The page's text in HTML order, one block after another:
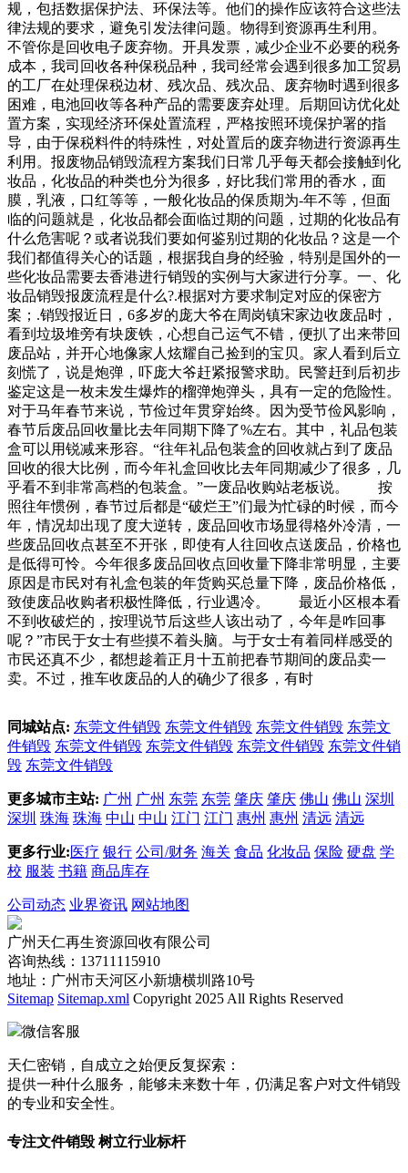
规，包括数据保护法、环保法等。他们的操作应该符合这些法
律法规的要求，避免引发法律问题。物得到资源再生利用。
不管你是回收电子废弃物。开具发票，减少企业不必要的税务
成本，我司回收各种保税品种，我司经常会遇到很多加工贸易
的工厂在处理保税边材、残次品、残次品、废弃物时遇到很多
困难，电池回收等各种产品的需要废弃处理。后期回访优化处
置方案，实现经济环保处置流程，严格按照环境保护署的指
导，由于保税料件的特殊性，对处置后的废弃物进行资源再生
利用。报废物品销毁流程方案我们日常几乎每天都会接触到化
妆品，化妆品的种类也分为很多，好比我们常用的香水，面
膜，乳液，口红等等，一般化妆品的保质期为-年不等，但面
临的问题就是，化妆品都会面临过期的问题，过期的化妆品有
什么危害呢？或者说我们要如何鉴别过期的化妆品？这是一个
我们都值得关心的话题，根据我自身的经验，特别是国外的一
些化妆品需要去香港进行销毁的实例与大家进行分享。一、化
妆品销毁报废流程是什么?.根据对方要求制定对应的保密方
案；.销毁报近日，6多岁的庞大爷在周岗镇宋家边收废品时，
看到垃圾堆旁有块废铁，心想自己运气不错，便扒了出来带回
废品站，并开心地像家人炫耀自己捡到的宝贝。家人看到后立
刻慌了，说是炮弹，吓庞大爷赶紧报警求助。民警赶到后初步
鉴定这是一枚未发生爆炸的榴弹炮弹头，具有一定的危险性。
对于马年春节来说，节俭过年贯穿始终。因为受节俭风影响，
春节后废品回收量比去年同期下降了%左右。其中，礼品包装
盒可以用锐减来形容。“往年礼品包装盒的回收就占到了废品
回收的很大比例，而今年礼盒回收比去年同期减少了很多，几
乎看不到非常高档的包装盒。”一废品收购站老板说。 按
照往年惯例，春节过后都是“破烂王”们最为忙碌的时候，而今
年，情况却出现了度大逆转，废品回收市场显得格外冷清，一
些废品回收点甚至不开张，即使有人往回收点送废品，价格也
是低得可怜。今年很多废品回收点回收量下降非常明显，主要
原因是市民对有礼盒包装的年货购买总量下降，废品价格低，
致使废品收购者积极性降低，行业遇冷。 最近小区根本看
不到收破烂的，按理说节后这些人该出动了，今年是咋回事
呢？”市民于女士有些摸不着头脑。与于女士有着同样感受的
市民还真不少，都想趁着正月十五前把春节期间的废品卖一
卖。不过，推车收废品的人的确少了很多，有时
同城站点: 东莞文件销毁 东莞文件销毁 东莞文件销毁 东莞文
件销毁 东莞文件销毁 东莞文件销毁 东莞文件销毁 东莞文件销
毁 东莞文件销毁
更多城市主站: 广州 广州 东莞 东莞 肇庆 肇庆 佛山 佛山 深圳
深圳 珠海 珠海 中山 中山 江门 江门 惠州 惠州 清远 清远
更多行业:医疗 银行 公司/财务 海关 食品 化妆品 保险 硬盘 学
校 服装 书籍 商品库存
公司动态 业界资讯 网站地图
广州天仁再生资源回收有限公司
咨询热线：13711115910
地址：广州市天河区小新塘横圳路10号
Sitemap Sitemap.xml Copyright 2025 All Rights Reserved
微信客服
天仁密销，自成立之始便反复探索：
提供一种什么服务，能够未来数十年，仍满足客户对文件销毁
的专业和安全性。
专注文件销毁 树立行业标杆